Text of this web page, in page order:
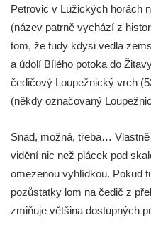
Hrad Šebín
Hrad Litoměřice
Hrad Skalka u Vlastislavi
Hrad Kostomlaty
Tvrz Měrunice
Tvrz Libčeves
Tvrz Kuřívody
Petrovic v Lužických horách
(název patrně vychází z
tom, že tudy kdysi vedla
a údolí Bílého potoka do
čedičový Loupežnický vrch
(někdy označovaný
Snad, možná, třeba…
vidění nic než plácek pod
omezenou vyhlídkou. Pokud
pozůstatky lom na čedič z
zmiňuje většina dostupných